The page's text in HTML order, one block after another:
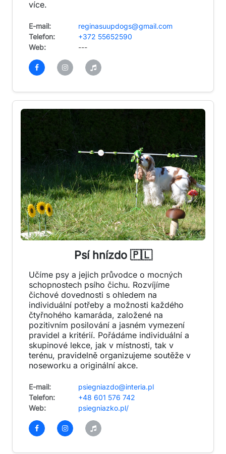
více.
E-mail:
reginasuupdogs@gmail.com
Telefon:
+372 55652590
Web:
---
Psí hnízdo 🇵🇱
Učíme psy a jejich průvodce o mocných
schopnostech psího čichu. Rozvíjíme
čichové dovednosti s ohledem na
individuální potřeby a možnosti každého
čtyřnohého kamaráda, založené na
pozitivním posilování a jasném vymezení
pravidel a kritérií. Pořádáme individuální a
skupinové lekce, jak v místnosti, tak v
terénu, pravidelně organizujeme soutěže v
noseworku a originální akce.
E-mail:
psiegniazdo@interia.pl
Telefon:
+48 601 576 742
Web:
psiegniazko.pl/